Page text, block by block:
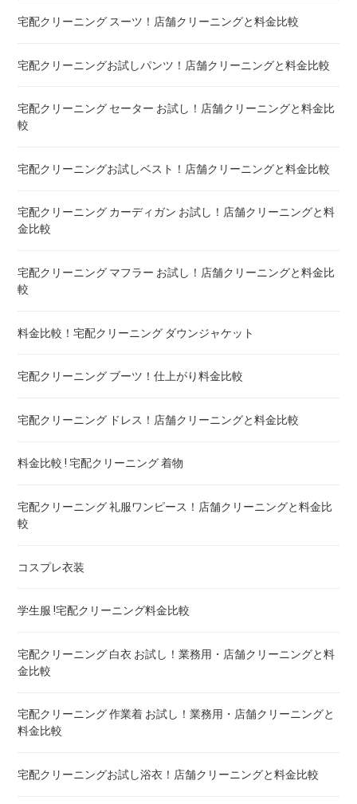
宅配クリーニング シーツ ! 安いランキング
布団クリーニング 敷布団 ! 料金 比較
布団クリーニング ベビーふとん ! 料金 比較
布団のレンタル 安いのは ! 東京・大阪・福岡
エアウィーヴ マットレスのクリーニング ! どこがいい
布団の洗濯ネット コインランドリー ! ドラム式におすすめは
布団クリーニング 防ダニ加工 ! 効果と危険性
ゴアテックス 羽毛布団 クリーニング ! 料金ランキング
こたつ布団のクリーニング代 ! 料金比較
の違いも
トゥルースリーパー マットレスのクリーニング ! どこがいい
ウェイトブランケットの洗い方 ! 洗えないタイプの対処法も
重い布団の洗い方 ! 洗えないタイプの対処法も
宅配クリーニング スーツ！店舗クリーニングと料金比較
宅配クリーニングお試しパンツ！店舗クリーニングと料金比較
宅配クリーニング セーター お試し！店舗クリーニングと料金比
較
宅配クリーニングお試しベスト！店舗クリーニングと料金比較
宅配クリーニング カーディガン お試し！店舗クリーニングと料
金比較
宅配クリーニング マフラー お試し！店舗クリーニングと料金比
較
料金比較！宅配クリーニング ダウンジャケット
宅配クリーニング ブーツ！仕上がり料金比較
宅配クリーニング ドレス！店舗クリーニングと料金比較
料金比較 ! 宅配クリーニング 着物
宅配クリーニング 礼服ワンピース！店舗クリーニングと料金比
較
コスプレ衣装
学生服 !宅配クリーニング料金比較
宅配クリーニング 白衣 お試し！業務用・店舗クリーニングと料
金比較
宅配クリーニング 作業着 お試し！業務用・店舗クリーニングと
料金比較
宅配クリーニングお試し浴衣！店舗クリーニングと料金比較